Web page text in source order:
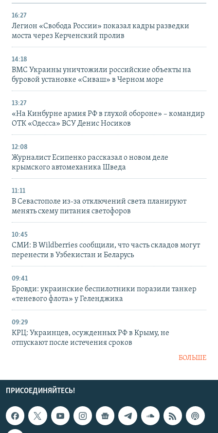
16:27
Легион «Свобода России» показал кадры разведки
моста через Керченский пролив
14:18
ВМС Украины уничтожили российские объекты на
буровой установке «Сиваш» в Черном море
13:27
«На Кинбурне армия РФ в глухой обороне» – командир
ОТК «Одесса» ВСУ Денис Носиков
12:08
Журналист Есипенко рассказал о новом деле
крымского автомеханика Шведа
11:11
В Севастополе из-за отключений света планируют
менять схему питания светофоров
10:45
СМИ: В Wildberries сообщили, что часть складов могут
перенести в Узбекистан и Беларусь
09:41
Бровди: украинские беспилотники поразили танкер
«теневого флота» у Геленджика
09:29
КРЦ: Украинцев, осужденных РФ в Крыму, не
отпускают после истечения сроков
БОЛЬШЕ
ПРИСОЕДИНЯЙТЕСЬ!